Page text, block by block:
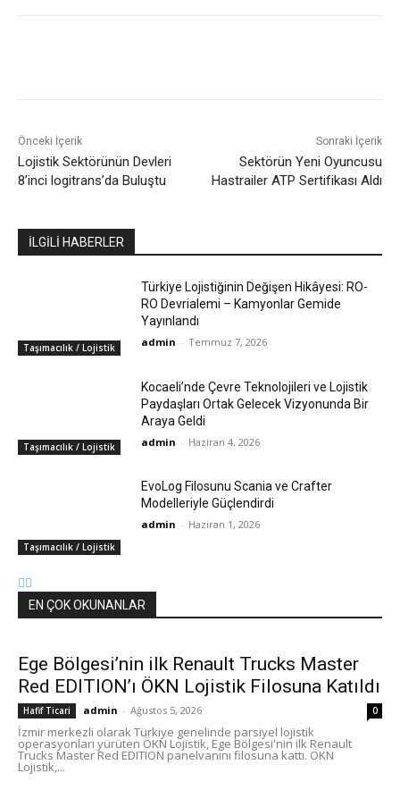
Önceki İçerik
Lojistik Sektörünün Devleri
8’inci logitrans’da Buluştu
Sonraki İçerik
Sektörün Yeni Oyuncusu
Hastrailer ATP Sertifikası Aldı
İLGİLİ HABERLER
Taşımacılık / Lojistik
Türkiye Lojistiğinin Değişen Hikâyesi: RO-
RO Devrialemi – Kamyonlar Gemide
Yayınlandı
admin - Temmuz 7, 2026
Taşımacılık / Lojistik
Kocaeli’nde Çevre Teknolojileri ve Lojistik
Paydaşları Ortak Gelecek Vizyonunda Bir
Araya Geldi
admin - Haziran 4, 2026
Taşımacılık / Lojistik
EvoLog Filosunu Scania ve Crafter
Modelleriyle Güçlendirdi
admin - Haziran 1, 2026
EN ÇOK OKUNANLAR
Ege Bölgesi’nin ilk Renault Trucks Master
Red EDITION’ı ÖKN Lojistik Filosuna Katıldı
Hafif Ticari admin - Ağustos 5, 2026 0
İzmir merkezli olarak Türkiye genelinde parsiyel lojistik
operasyonları yürüten ÖKN Lojistik, Ege Bölgesi'nin ilk Renault
Trucks Master Red EDITION panelvanını filosuna kattı. ÖKN
Lojistik,...